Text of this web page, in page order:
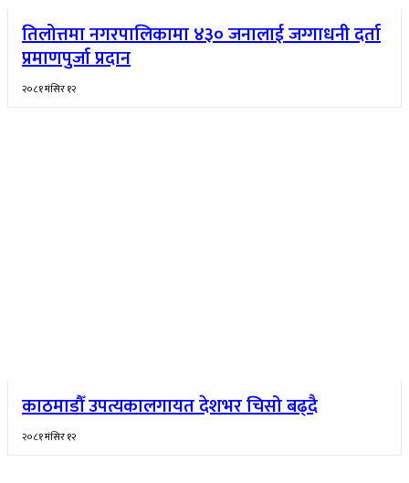
तिलोत्तमा नगरपालिकामा ४३० जनालाई जग्गाधनी दर्ता
प्रमाणपुर्जा प्रदान
२०८१ मंसिर १२
काठमाडौँ उपत्यकालगायत देशभर चिसो बढ्दै
२०८१ मंसिर १२